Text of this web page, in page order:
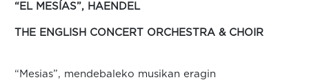
“EL MESÍAS”, HAENDEL
THE ENGLISH CONCERT ORCHESTRA & CHOIR
“Mesias”, mendebaleko musikan eragin